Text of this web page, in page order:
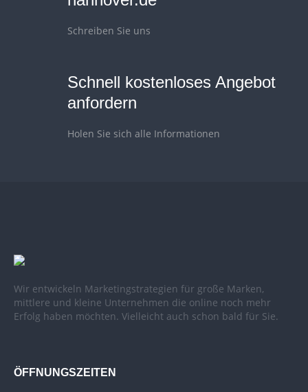
Schreiben Sie uns
Schnell kostenloses Angebot
anfordern
Holen Sie sich alle Informationen
Wir entwickeln Marketingstrategien für große Marken,
mittlere und kleine Unternehmen die online noch mehr
Erfolg haben möchten. Vielleicht auch schon bald für Sie.
ÖFFNUNGSZEITEN